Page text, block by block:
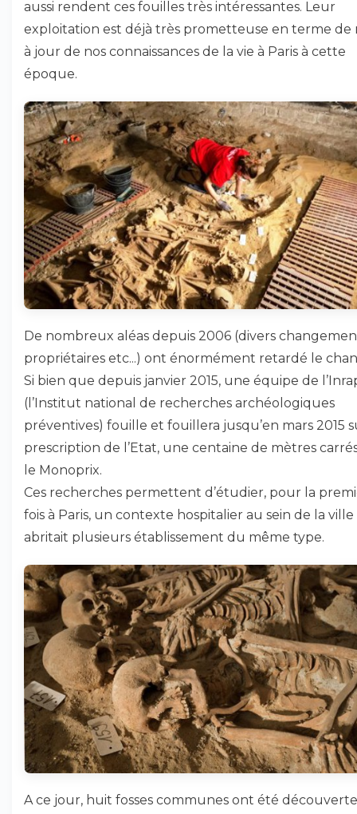
aussi rendent ces fouilles très intéressantes. Leur
exploitation est déjà très prometteuse en terme de
à jour de nos connaissances de la vie à Paris à cette
époque.
De nombreux aléas depuis 2006 (divers
propriétaires etc...) ont énormément retardé le
Si bien que depuis janvier 2015, une équipe de
(l’Institut national de recherches archéologiques
préventives) fouille et fouillera jusqu’en mars 2015
prescription de l’Etat, une centaine de mètres
le Monoprix.
Ces recherches permettent d’étudier, pour la
fois à Paris, un contexte hospitalier au sein de la
abritait plusieurs établissement du même type.
A ce jour, huit fosses communes ont été